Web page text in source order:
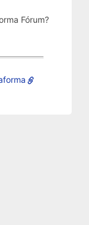
Fórum?